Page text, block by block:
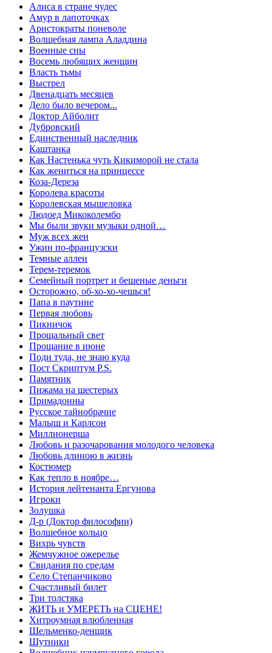
Алиса в стране чудес
Амур в лапоточках
Аристократы поневоле
Волшебная лампа Аладдина
Военные сны
Восемь любящих женщин
Власть тьмы
Выстрел
Двенадцать месяцев
Дело было вечером...
Доктор Айболит
Дубровский
Единственный наследник
Каштанка
Как Настенька чуть Кикиморой не стала
Как жениться на принцессе
Коза-Дереза
Королева красоты
Королевская мышеловка
Людоед Микоколембо
Мы были звуки музыки одной…
Муж всех жен
Ужин по-французски
Темные аллеи
Терем-теремок
Семейный портрет и бешеные деньги
Осторожно, об-хо-хо-чешься!
Папа в паутине
Первая любовь
Пикничок
Прощальный свет
Прощание в июне
Поди туда, не знаю куда
Пост Скриптум P.S.
Памятник
Пижама на шестерых
Примадонны
Русское тайнобрачие
Малыш и Карлсон
Миллионерша
Любовь и разочарования молодого человека
Любовь длиною в жизнь
Костюмер
Как тепло в ноябре…
История лейтенанта Ергунова
Игроки
Золушка
Д-р (Доктор философии)
Волшебное кольцо
Вихрь чувств
Жемчужное ожерелье
Свидания по средам
Село Степанчиково
Счастливый билет
Три толстяка
ЖИТЬ и УМЕРЕТЬ на СЦЕНЕ!
Хитроумная влюбленная
Шельменко-денщик
Шутники